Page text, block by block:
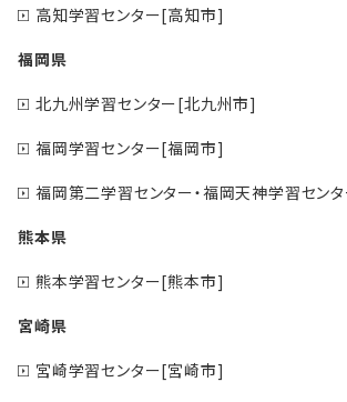
高知学習センター[高知市]
福岡県
北九州学習センター[北九州市]
福岡学習センター[福岡市]
福岡第二学習センター・福岡天神学習セン
熊本県
熊本学習センター[熊本市]
宮崎県
宮崎学習センター[宮崎市]